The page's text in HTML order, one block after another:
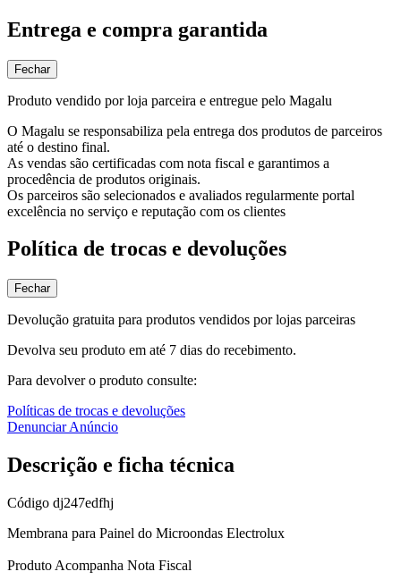
Entrega e compra garantida
Fechar
Produto vendido por loja parceira e entregue pelo Magalu
O Magalu se responsabiliza pela entrega dos produtos de parceiros
até o destino final.
As vendas são certificadas com nota fiscal e garantimos a
procedência de produtos originais.
Os parceiros são selecionados e avaliados regularmente portal
excelência no serviço e reputação com os clientes
Política de trocas e devoluções
Fechar
Devolução gratuita para produtos vendidos por lojas parceiras
Devolva seu produto em até 7 dias do recebimento.
Para devolver o produto consulte:
Políticas de trocas e devoluções
Denunciar Anúncio
Descrição e ficha técnica
Código dj247edfhj
Membrana para Painel do Microondas Electrolux
Produto Acompanha Nota Fiscal